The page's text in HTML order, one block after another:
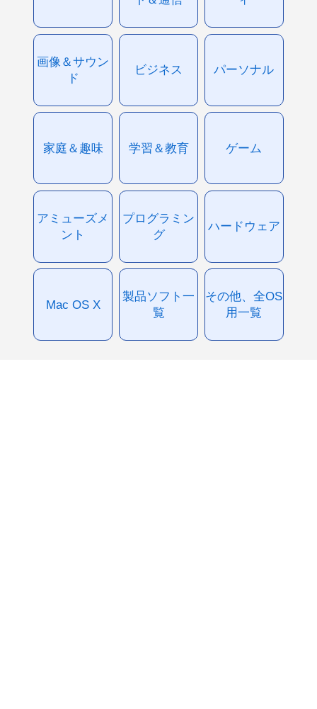
画像＆サウン
ド
ビジネス パーソナル
家庭＆趣味 学習＆教育 ゲーム
アミューズメ
ント
プログラミン
グ
ハードウェア
Mac OS X
製品ソフト一
覧
その他、全OS
用一覧